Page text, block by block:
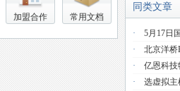
加盟合作 常用文档
同类文章
· 5月17日
· 北京洋桥
· 亿恩科
· 选虚拟主